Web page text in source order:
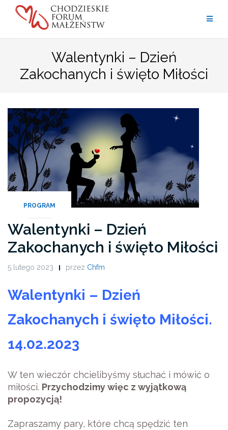
Przejdź
Walentynki – Dzień
Zakochanych i święto Miłości
PROGRAM
Walentynki – Dzień
Zakochanych i święto Miłości
5 lutego 2023 przez Chfm
Walentynki – Dzień
Zakochanych i święto Miłości.
14.02.2023
W ten wieczór chcielibyśmy słuchać i mówić o
miłości. Przychodzimy więc z wyjątkową
propozycją!
Zapraszamy pary, które chcą spędzić ten